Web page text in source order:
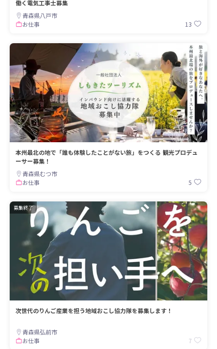
働く電気工事士募集
青森県八戸市
お仕事
13
本州最北の地で「誰も体験したことがない旅」をつくる 観光プロデュ
ーサー募集！
青森県むつ市
お仕事
5
募集終了
次世代のりんご産業を担う地域おこし協力隊を募集します！
青森県弘前市
お仕事
7